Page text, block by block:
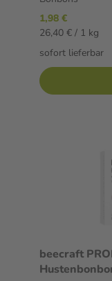
1,98 €
26,40 € / 1 kg
sofort lieferbar
beecraft